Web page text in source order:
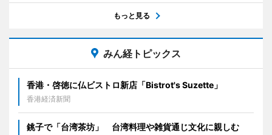
もっと見る
みん経トピックス
香港・啓徳に仏ビストロ新店「Bistrot's Suzette」
香港経済新聞
銚子で「台湾茶坊」 台湾料理や雑貨通じ文化に親しむ